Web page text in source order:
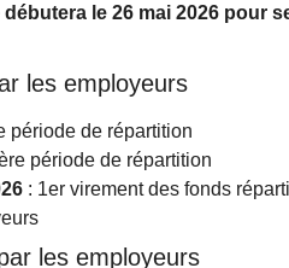
débutera le 26 mai 2026 pour
les employeurs
période de répartition
période de répartition
: 1er virement des fonds
les employeurs